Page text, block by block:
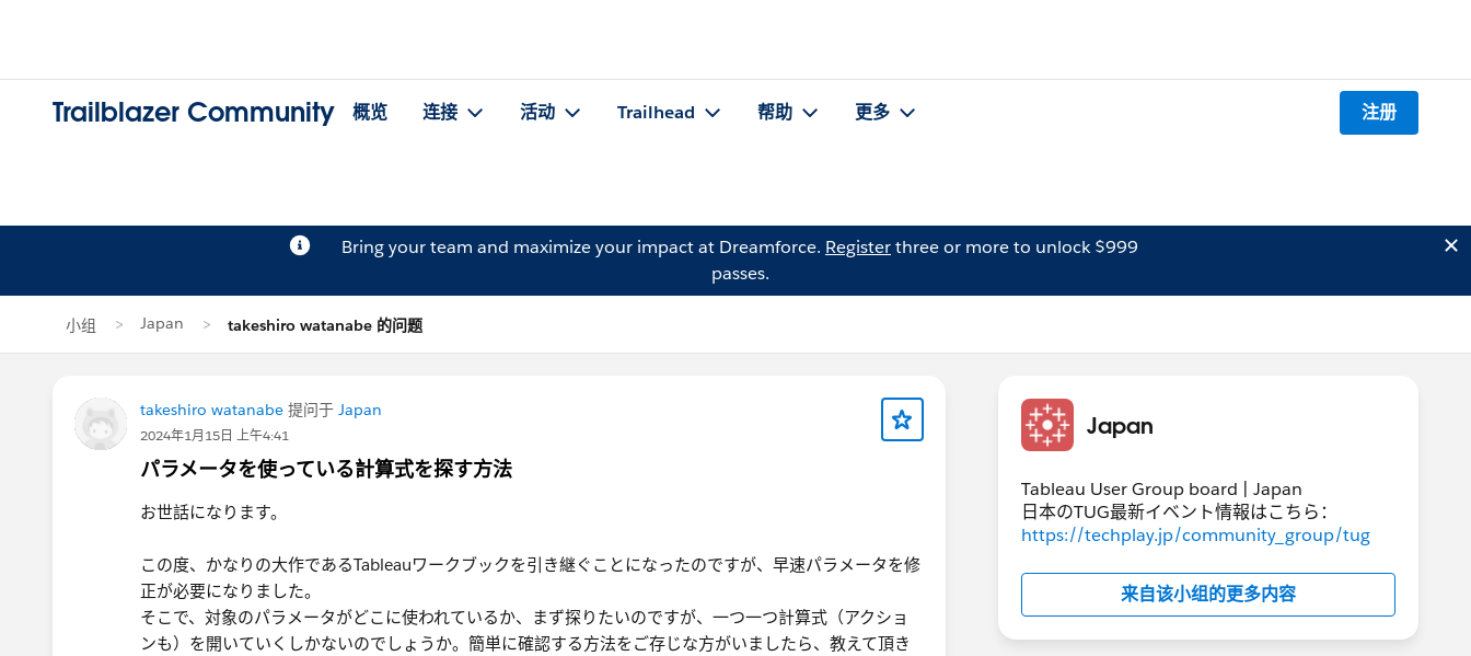
Trailblazer Community 概览 连接 活动 Trailhead 帮助 更多 注册
Bring your team and maximize your impact at Dreamforce. Registerthree or more to unlock $999
passes.
小组 Japan takeshiro watanabe 的问题
takeshiro watanabe 提问于 Japan
2024年1月15日 上午4:41
パラメータを使っている計算式を探す方法
お世話になります。
この度、かなりの大作であるTableauワークブックを引き継ぐことになったのですが、早速パラメータを修
正が必要になりました。
そこで、対象のパラメータがどこに使われているか、まず探りたいのですが、一つ一つ計算式（アクショ
ンも）を開いていくしかないのでしょうか。簡単に確認する方法をご存じな方がいましたら、教えて頂き
Japan
Tableau User Group board | Japan
日本のTUG最新イベント情報はこちら：
https://techplay.jp/community_group/tug
来自该小组的更多内容